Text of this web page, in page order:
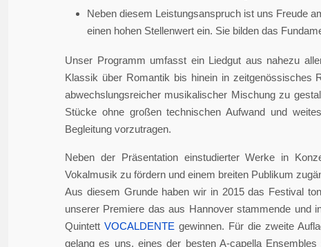
Neben diesem Leistungsanspruch ist uns Freude
einen hohen Stellenwert ein. Sie bilden das
Unser Programm umfasst ein Liedgut aus nahezu
Klassik über Romantik bis hinein in zeitgenössisches
abwechslungsreicher musikalischer Mischung zu
Stücke ohne großen technischen Aufwand und
Begleitung vorzutragen.
Neben der Präsentation einstudierter Werke in
Vokalmusik zu fördern und einem breiten Publikum
Aus diesem Grunde haben wir in 2015 das Festival
unserer Premiere das aus Hannover stammende und
Quintett VOCALDENTE gewinnen. Für die zweite
gelang es uns, eines der besten A-capella